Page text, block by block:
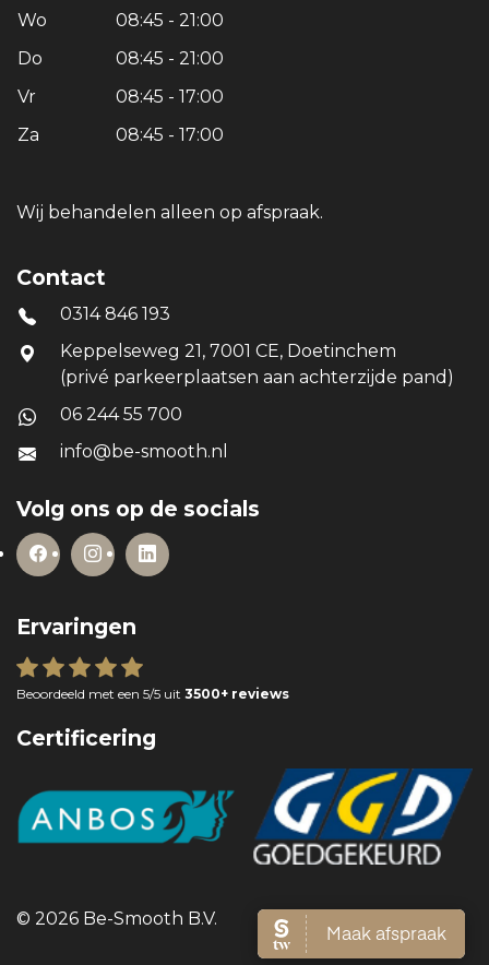
Wo
08:45 - 21:00
Do
08:45 - 21:00
Vr
08:45 - 17:00
Za
08:45 - 17:00
Wij behandelen alleen op afspraak.
Contact
0314 846 193
Keppelseweg 21, 7001 CE, Doetinchem
(privé parkeerplaatsen aan achterzijde pand)
06 244 55 700
info@be-smooth.nl
Volg ons op de socials
Ervaringen
Beoordeeld met een 5/5 uit 3500+ reviews
Certificering
© 2026 Be-Smooth B.V.